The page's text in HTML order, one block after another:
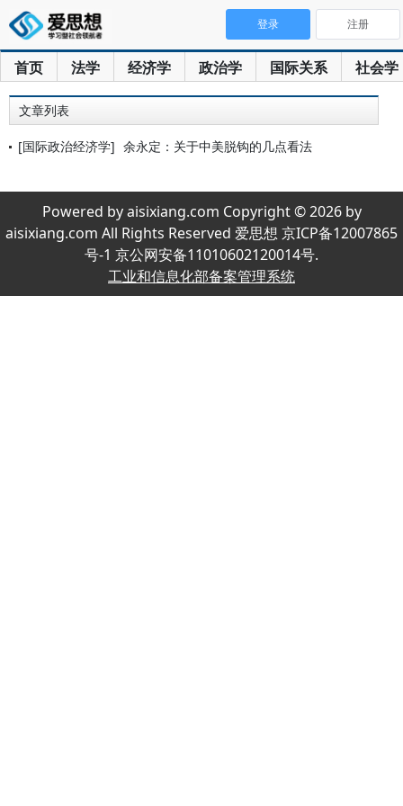
首页 法学 经济学 政治学 国际关系 社会学
登录 注册
文章列表
[国际政治经济学] 余永定：关于中美脱钩的几点看法
Powered by aisixiang.com Copyright © 2026 by
aisixiang.com All Rights Reserved 爱思想 京ICP备12007865
号-1 京公网安备11010602120014号.
工业和信息化部备案管理系统